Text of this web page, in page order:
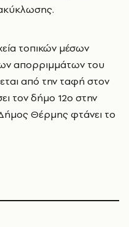
τοπικών μέσων
απορριμμάτων του
από την ταφή στον
τον δήμο 12ο στην
Θέρμης φτάνει το